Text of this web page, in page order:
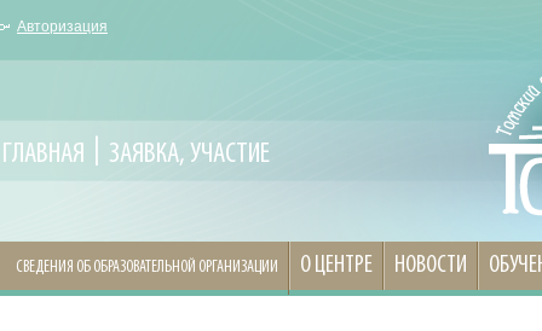
Авторизация
ГЛАВНАЯ ЗАЯВКА, УЧАСТИЕ
СВЕДЕНИЯ ОБ ОБРАЗОВАТЕЛЬНОЙ ОРГАНИЗАЦИИ О ЦЕНТРЕ НОВОСТИ